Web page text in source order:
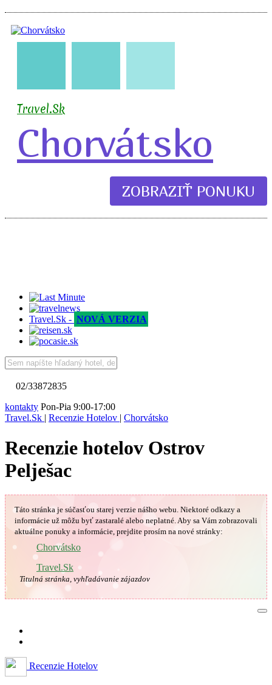
🇭🇷
Travel.Sk
Chorvátsko
ZOBRAZIŤ PONUKU
Travel.Sk - NOVÁ VERZIA
02/33872835
kontakty Pon-Pia 9:00-17:00
Travel.Sk | Recenzie Hotelov | Chorvátsko
Recenzie hotelov Ostrov
Pelješac
Táto stránka je súčasťou starej verzie nášho webu. Niektoré odkazy a
informácie už môžu byť zastaralé alebo neplatné.Aby sa Vám zobrazovali
aktuálne ponuky a informácie, prejdite prosím na nové stránky:
Chorvátsko
Travel.Sk
Titulná stránka, vyhľadávanie zájazdov
Recenzie Hotelov